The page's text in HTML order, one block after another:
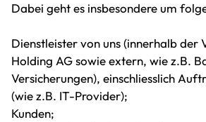
Dabei geht es insbesondere um
Dienstleister von uns (innerhalb der
Holding AG sowie extern, wie z.B.
Versicherungen), einschliesslich
(wie z.B. IT-Provider);
Kunden;